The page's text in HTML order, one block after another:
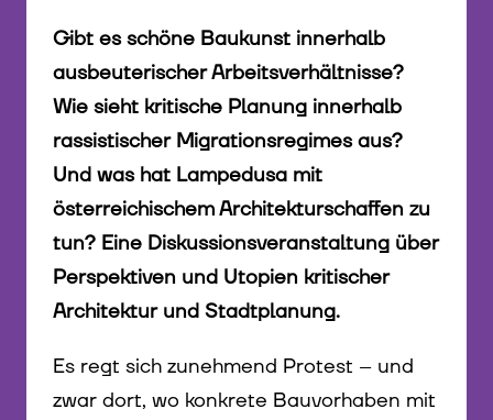
Gibt es schöne Baukunst innerhalb
ausbeuterischer Arbeitsverhältnisse?
Wie sieht kritische Planung innerhalb
rassistischer Migrationsregimes aus?
Und was hat Lampedusa mit
österreichischem Architekturschaffen zu
tun? Eine Diskussionsveranstaltung über
Perspektiven und Utopien kritischer
Architektur und Stadtplanung.
Es regt sich zunehmend Protest – und
zwar dort, wo konkrete Bauvorhaben mit